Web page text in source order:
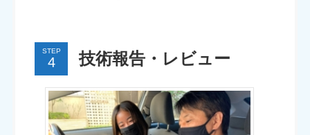
STEP 技術報告・レビュー